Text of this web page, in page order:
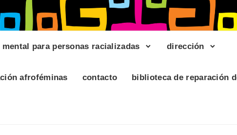
para personas racializadas dirección
afroféminas contacto biblioteca de reparación